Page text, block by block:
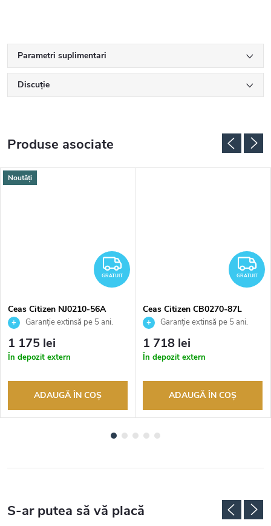
Parametri suplimentari
Discuţie
Produse asociate
Noutăți
GRATUIT
GRATUIT
Ceas Citizen NJ0210-56A
Garanție extinsă pe 5 ani.
Până la 100 de zile pentru
returnarea bunurilor. Vânzător
autorizat
1 175 lei
În depozit extern
ADAUGĂ ÎN COŞ
GRATUIT
Ceas Citizen CB0270-87L
Garanție extinsă pe 5 ani.
Până la 100 de zile pentru
returnarea bunurilor. Vânzător
autorizat
1 718 lei
În depozit extern
ADAUGĂ ÎN COŞ